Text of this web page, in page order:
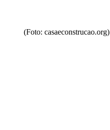
(Foto: casaeconstrucao.org)